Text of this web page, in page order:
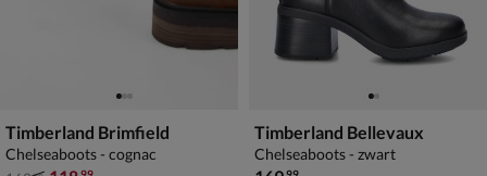
Timberland Brimfield
Chelseaboots - cognac
Timberland Bellevaux
Chelseaboots - zwart